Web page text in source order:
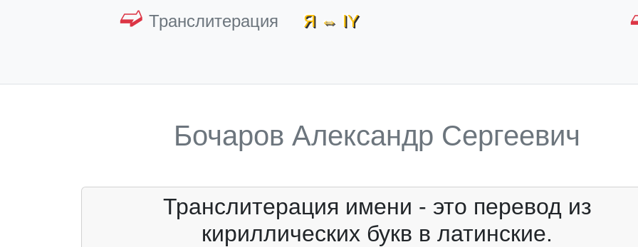
➫ Транслитерация Я ⇔ IY
Бочаров Александр Сергеевич
Транслитерация имени - это перевод из
кириллических букв в латинские.